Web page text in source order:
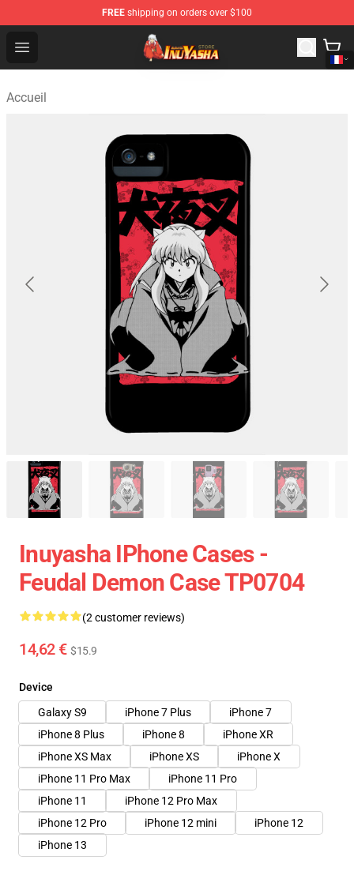
FREE shipping on orders over $100
Open menu
Inuyasha Store - Official Inuyasha Merchandise Shop
Accueil
Inuyasha IPhone Cases -
Feudal Demon Case TP0704
(2 customer reviews)
14,62 € $15.9
Device
Galaxy S9
iPhone 7 Plus
iPhone 7
iPhone 8 Plus
iPhone 8
iPhone XR
iPhone XS Max
iPhone XS
iPhone X
iPhone 11 Pro Max
iPhone 11 Pro
iPhone 11
iPhone 12 Pro Max
iPhone 12 Pro
iPhone 12 mini
iPhone 12
iPhone 13